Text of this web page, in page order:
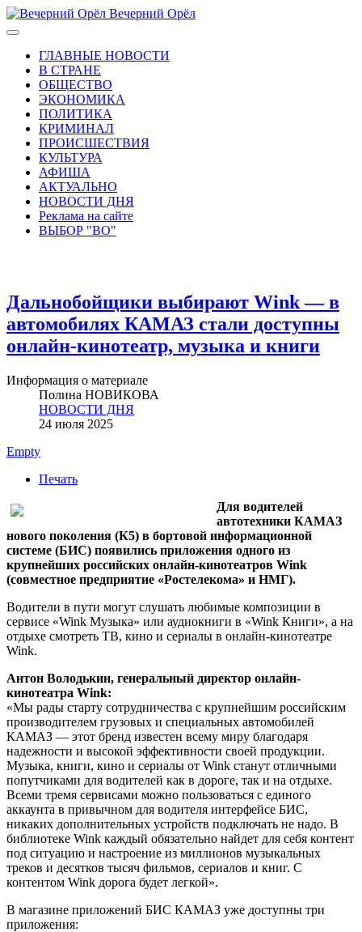
Вечерний Орёл
ГЛАВНЫЕ НОВОСТИ
В СТРАНЕ
ОБЩЕСТВО
ЭКОНОМИКА
ПОЛИТИКА
КРИМИНАЛ
ПРОИСШЕСТВИЯ
КУЛЬТУРА
АФИША
АКТУАЛЬНО
НОВОСТИ ДНЯ
Реклама на сайте
ВЫБОР "ВО"
Дальнобойщики выбирают Wink — в
автомобилях КАМАЗ стали доступны
онлайн-кинотеатр, музыка и книги
Информация о материале
Полина НОВИКОВА
НОВОСТИ ДНЯ
24 июля 2025
Empty
Печать
Для водителей
автотехники КАМАЗ
нового поколения (К5) в бортовой информационной
системе (БИС) появились приложения одного из
крупнейших российских онлайн-кинотеатров Wink
(совместное предприятие «Ростелекома» и НМГ).
Водители в пути могут слушать любимые композиции в
сервисе «Wink Музыка» или аудиокниги в «Wink Книги», а на
отдыхе смотреть ТВ, кино и сериалы в онлайн-кинотеатре
Wink.
Антон Володькин, генеральный директор онлайн-
кинотеатра Wink:
«Мы рады старту сотрудничества с крупнейшим российским
производителем грузовых и специальных автомобилей
КАМАЗ — этот бренд известен всему миру благодаря
надежности и высокой эффективности своей продукции.
Музыка, книги, кино и сериалы от Wink станут отличными
попутчиками для водителей как в дороге, так и на отдыхе.
Всеми тремя сервисами можно пользоваться с единого
аккаунта в привычном для водителя интерфейсе БИС,
никаких дополнительных устройств подключать не надо. В
библиотеке Wink каждый обязательно найдет для себя контент
под ситуацию и настроение из миллионов музыкальных
треков и десятков тысяч фильмов, сериалов и книг. С
контентом Wink дорога будет легкой».
В магазине приложений БИС КАМАЗ уже доступны три
приложения: